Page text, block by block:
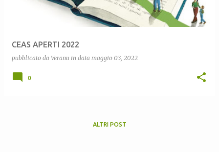
CEAS APERTI 2022
pubblicato da Veranu in data maggio 03, 2022
0
ALTRI POST